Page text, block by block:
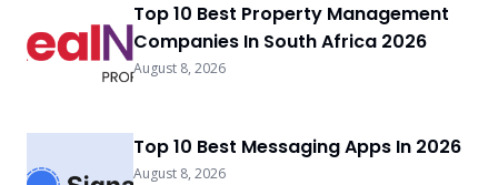
Top 10 Best Property Management
Companies In South Africa 2026
August 8, 2026
Top 10 Best Messaging Apps In 2026
August 8, 2026